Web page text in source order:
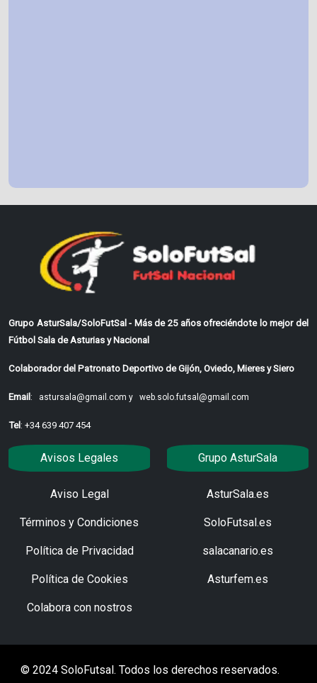
Grupo AsturSala/SoloFutSal - Más de 25 años ofreciéndote lo mejor del
Fútbol Sala de Asturias y Nacional
Colaborador del Patronato Deportivo de Gijón, Oviedo, Mieres y Siero
Email: astursala@gmail.com y web.solo.futsal@gmail.com
Tel: +34 639 407 454
Avisos Legales
Aviso Legal
Términos y Condiciones
Política de Privacidad
Política de Cookies
Colabora con nostros
Grupo AsturSala
AsturSala.es
SoloFutsal.es
salacanario.es
Asturfem.es
© 2024 SoloFutsal. Todos los derechos reservados.